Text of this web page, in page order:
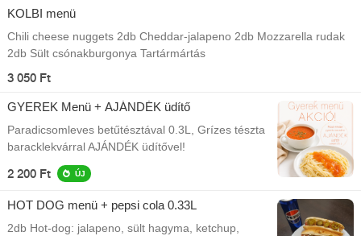
KOLBI menü
Chili cheese nuggets 2db Cheddar-jalapeno 2db Mozzarella rudak
2db Sült csónakburgonya Tartármártás
3 050 Ft
GYEREK Menü + AJÁNDÉK üdítő
Paradicsomleves betűtésztával 0.3L, Grízes tészta
baracklekvárral AJÁNDÉK üdítővel!
2 200 Ft ÚJ
HOT DOG menü + pepsi cola 0.33L
2db Hot-dog: jalapeno, sült hagyma, ketchup,